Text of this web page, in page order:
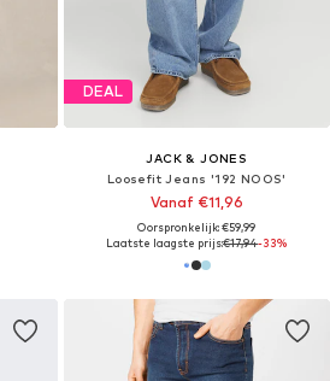
DEAL
JACK & JONES
Loosefit Jeans '192 NOOS'
Vanaf €11,96
Oorspronkelijk: €59,99
Laatste laagste prijs:€17,94-33%